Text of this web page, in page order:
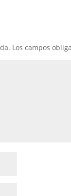
Los campos